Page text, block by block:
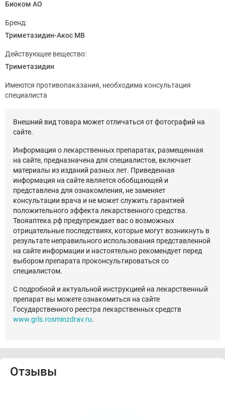
Биоком АО
Бренд:
Триметазидин-Акос МВ
Действующее вещество:
Триметазидин
Имеются противопаказания, необходима консультация
специалиста
Внешний вид товара может отличаться от фотографий на
сайте.
Информация о лекарственных препаратах, размещенная
на сайте, предназначена для специалистов, включает
материалы из изданий разных лет. Приведенная
информация на сайте является обобщающей и
представлена для ознакомления, не заменяет
консультации врача и не может служить гарантией
положительного эффекта лекарственного средства.
Твояаптека.рф предупреждает вас о возможных
отрицательные последствиях, которые могут возникнуть в
результате неправильного использования представленной
на сайте информации и настоятельно рекомендует перед
выбором препарата проконсультироваться со
специалистом.
С подробной и актуальной инструкцией на лекарственный
препарат вы можете ознакомиться на сайте
Государственного реестра лекарственных средств
www.grls.rosminzdrav.ru.
Отзывы